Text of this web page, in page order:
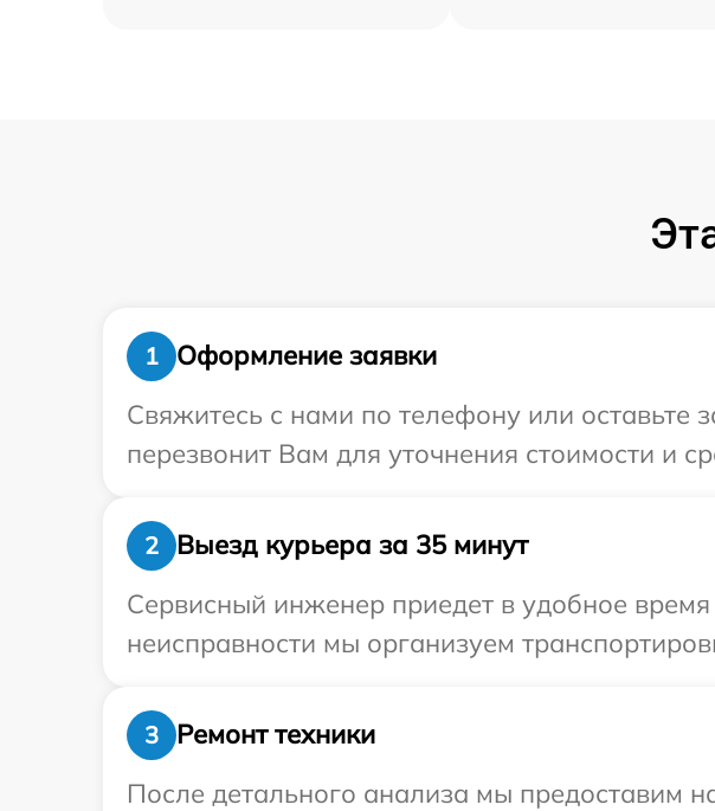
1
Оформление заявки
Свяжитесь с нами по телефону или оставьте
перезвонит Вам для уточнения стоимости и
2
Выезд курьера за 35 минут
Сервисный инженер приедет в удобное
неисправности мы организуем
3
Ремонт техники
После детального анализа мы предоставим